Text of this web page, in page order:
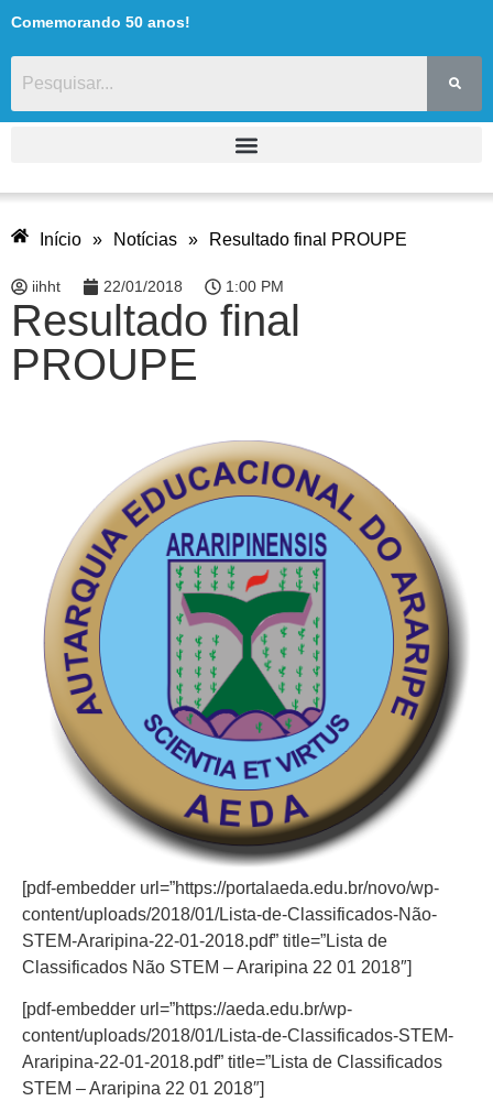
Comemorando 50 anos!
Início » Notícias » Resultado final PROUPE
iihht 22/01/2018 1:00 PM
Resultado final
PROUPE
[pdf-embedder url=”https://portalaeda.edu.br/novo/wp-
content/uploads/2018/01/Lista-de-Classificados-Não-
STEM-Araripina-22-01-2018.pdf” title=”Lista de
Classificados Não STEM – Araripina 22 01 2018″]
[pdf-embedder url=”https://aeda.edu.br/wp-
content/uploads/2018/01/Lista-de-Classificados-STEM-
Araripina-22-01-2018.pdf” title=”Lista de Classificados
STEM – Araripina 22 01 2018″]